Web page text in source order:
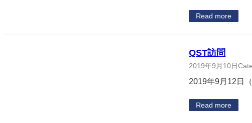
Read more
QST訪問
2019年9月10日
2019年9月12日
Read more